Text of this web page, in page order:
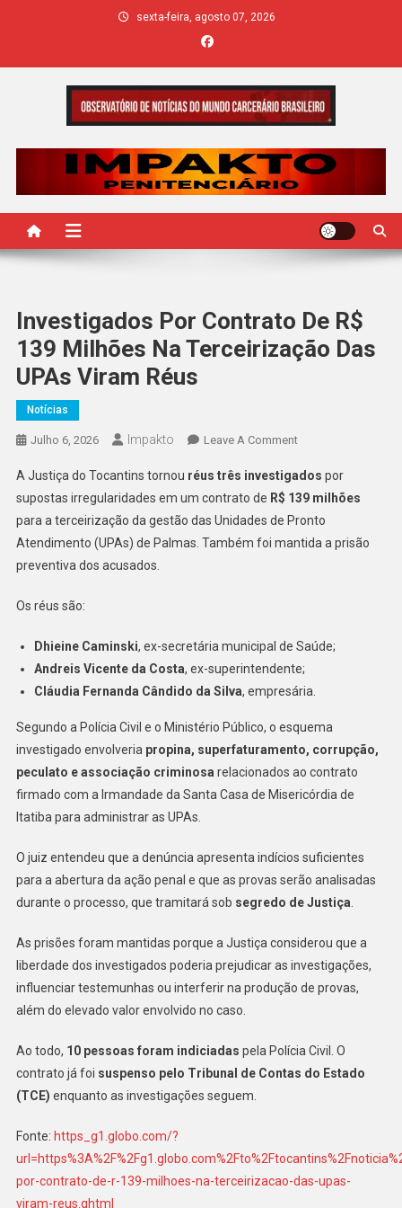
sexta-feira, agosto 07, 2026
IMPAKTO
Investigados Por Contrato De R$
139 Milhões Na Terceirização Das
UPAs Viram Réus
Notícias
Julho 6, 2026 Impakto Leave A CommentOn
Por
Contrato
De
R$
Das
UPAs
Viram
A Justiça do Tocantins tornou réus três investigados por
supostas irregularidades em um contrato de R$ 139 milhões
para a terceirização da gestão das Unidades de Pronto
Atendimento (UPAs) de Palmas. Também foi mantida a prisão
preventiva dos acusados.
Os réus são:
Dhieine Caminski, ex-secretária municipal de Saúde;
Andreis Vicente da Costa, ex-superintendente;
Cláudia Fernanda Cândido da Silva, empresária.
Segundo a Polícia Civil e o Ministério Público, o esquema
investigado envolveria propina, superfaturamento, corrupção,
peculato e associação criminosa relacionados ao contrato
firmado com a Irmandade da Santa Casa de Misericórdia de
Itatiba para administrar as UPAs.
O juiz entendeu que a denúncia apresenta indícios suficientes
para a abertura da ação penal e que as provas serão analisadas
durante o processo, que tramitará sob segredo de Justiça
As prisões foram mantidas porque a Justiça considerou que a
liberdade dos investigados poderia prejudicar as investigações,
influenciar testemunhas ou interferir na produção de provas,
além do elevado valor envolvido no caso.
Ao todo, 10 pessoas foram indiciadas pela Polícia Civil. O
contrato já foi suspenso pelo Tribunal de Contas do Estado
(TCE) enquanto as investigações seguem.
Fonte: https_g1.globo.com/?
por-contrato-de-r-139-milhoes-na-terceirizacao-das-upas-
viram-reus.ghtml